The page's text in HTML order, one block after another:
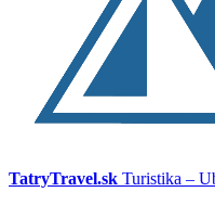
TatryTravel.sk Turistika –